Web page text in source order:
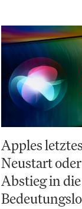
Apples
Neustart
Abstieg in die